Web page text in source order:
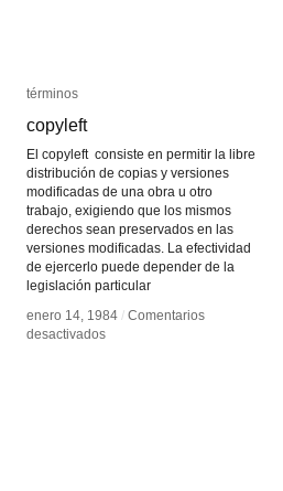
términos
copyleft
El copyleft consiste en permitir la libre
distribución de copias y versiones
modificadas de una obra u otro
trabajo, exigiendo que los mismos
derechos sean preservados en las
versiones modificadas. La efectividad
de ejercerlo puede depender de la
legislación particular
enero 14, 1984 / Comentarios
desactivadosen
términos
copyleft
enero 14, 1984 / Comentarios
desactivadosen